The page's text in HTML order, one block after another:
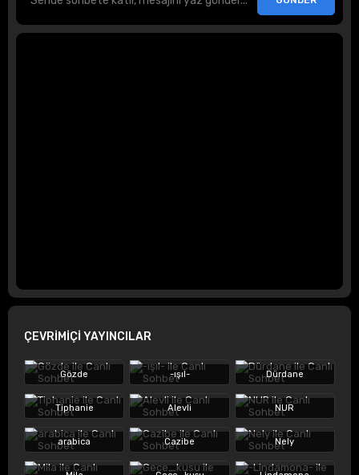
ÇEVRİMİÇİ YAYINCILAR
Gözde -ışıl- Dürdane
Tiphanie Alevli NUR
arabica Cazibe Nely